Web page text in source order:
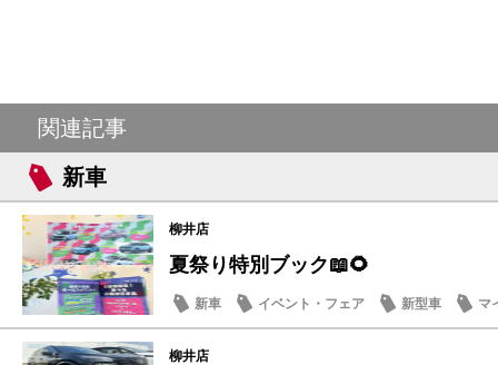
関連記事
新車
柳井店
夏祭り特別ブック📖🌻
新車 イベント・フェア 新型車 マ
柳井店